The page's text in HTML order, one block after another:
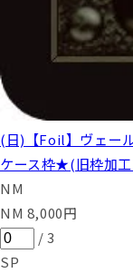
(日)【Foil】ヴェー
ケース枠★(旧枠加
NM
NM 8,000円
/3
SP